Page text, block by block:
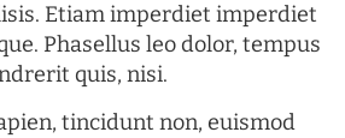
Etiam imperdiet imperdiet
Phasellus leo dolor, tempus
quis, nisi.
tincidunt non, euismod